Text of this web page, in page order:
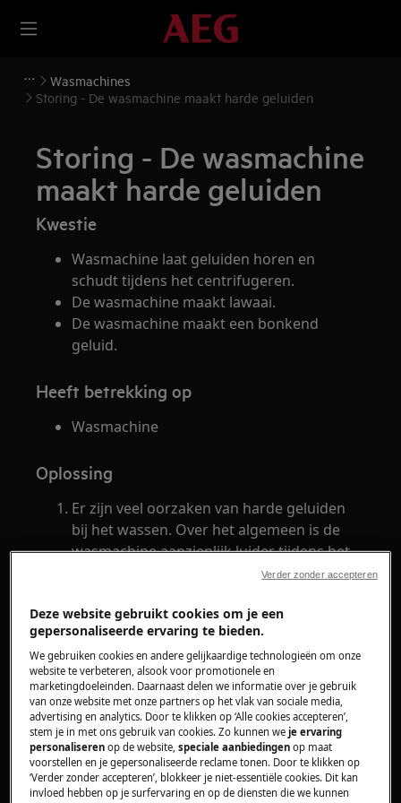
Wasmachines
Storing - De wasmachine maakt harde geluiden
Storing - De wasmachine
maakt harde geluiden
Kwestie
Wasmachine laat geluiden horen en
schudt tijdens het centrifugeren.
De wasmachine maakt lawaai.
De wasmachine maakt een bonkend
geluid.
Heeft betrekking op
Wasmachine
Oplossing
Er zijn veel oorzaken van harde geluiden
bij het wassen. Over het algemeen is de
wasmachine aanzienlijk luider tijdens het
centrifugeren dan tijdens het wassen.
transportbeveiliging aan de achterzijde
van de machine is verwijderd. Verwijder
zowel de schroeven als de kunststof
afstandsbussen (zie onderstaande
afbeelding). Lees ook het artikel:Transport
van een wasmachine.
Meer informatie is terug te vinden in de
gebruiksaanwijzing of in de aparte
montagehandleiding die bij de
Deze website gebruikt cookies om je een
gepersonaliseerde ervaring te bieden.
We gebruiken cookies en andere gelijkaardige technologieën om onze
website te verbeteren, alsook voor promotionele en
marketingdoeleinden. Daarnaast delen we informatie over je gebruik
van onze website met onze partners op het vlak van sociale media,
advertising en analytics. Door te klikken op ‘Alle cookies accepteren’,
stem je in met ons gebruik van cookies. Zo kunnen weje ervaring
personaliseren op de website,speciale aanbiedingen op maat
voorstellen en je gepersonaliseerde reclame tonen. Door te klikken op
‘Verder zonder accepteren’, blokkeer je niet-essentiële cookies. Dit kan
invloed hebben op je surfervaring en op de diensten die we kunnen
Verder zonder accepteren